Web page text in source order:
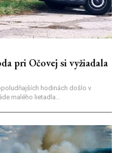
pri Očovej si vyžiadala
hodinách došlo v
malého lietadla...